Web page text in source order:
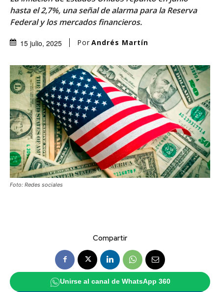
hasta el 2,7%, una señal de alarma para la Reserva
Federal y los mercados financieros.
15 julio, 2025 Por Andrés Martín
Foto: Redes sociales
Compartir
Unirse al canal de WhatsApp 360